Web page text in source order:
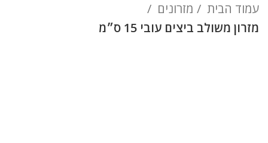
עמוד הבית
מזרונים
מזרון משולב ביצים עובי 15 ס״מ